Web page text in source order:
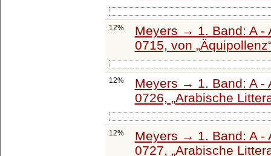
12%
Meyers → 1. Band: A -
0715, von Äquipollenz
12%
Meyers → 1. Band: A -
0726,
Arabische
12%
Meyers → 1. Band: A -
0727,
Arabische